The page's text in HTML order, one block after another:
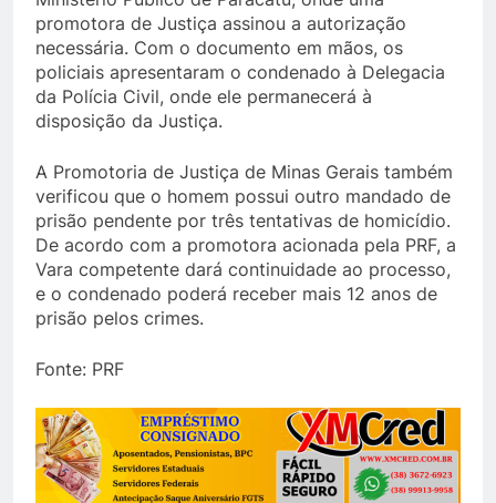
promotora de Justiça assinou a autorização
necessária. Com o documento em mãos, os
policiais apresentaram o condenado à Delegacia
da Polícia Civil, onde ele permanecerá à
disposição da Justiça.
A Promotoria de Justiça de Minas Gerais também
verificou que o homem possui outro mandado de
prisão pendente por três tentativas de homicídio.
De acordo com a promotora acionada pela PRF, a
Vara competente dará continuidade ao processo,
e o condenado poderá receber mais 12 anos de
prisão pelos crimes.
Fonte: PRF